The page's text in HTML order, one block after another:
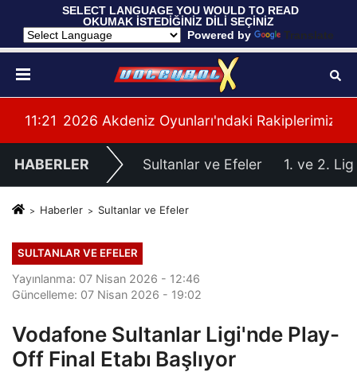
SELECT LANGUAGE YOU WOULD TO READ
OKUMAK İSTEDİĞİNİZ DİLİ SEÇİNİZ
Powered by
Translate
Galibiyetle Başladı
11:21 2026 Akdeniz Oyunları'ndaki Rakiplerimiz
HABERLER Sultanlar ve Efeler 1. ve 2. Lig
Haberler Sultanlar ve Efeler
SULTANLAR VE EFELER
Yayınlanma: 07 Nisan 2026 - 12:46
Güncelleme: 07 Nisan 2026 - 19:02
Vodafone Sultanlar Ligi'nde Play-
Off Final Etabı Başlıyor